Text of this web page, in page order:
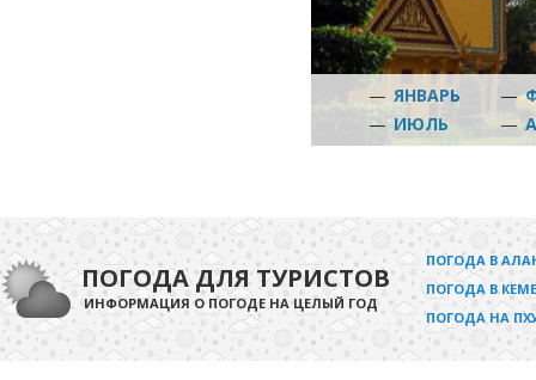
— ЯНВАРЬ —
— ИЮЛЬ —
ПОГОДА ДЛЯ ТУРИСТОВ
ИНФОРМАЦИЯ О ПОГОДЕ НА ЦЕЛЫЙ ГОД
ПОГОДА В
ПОГОДА В
ПОГОДА НА